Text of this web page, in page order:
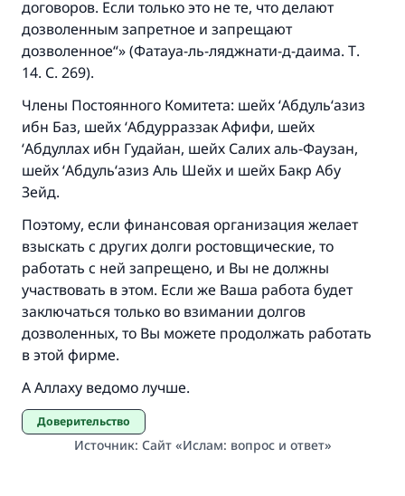
договоров. Если только это не те, что делают
дозволенным запретное и запрещают
дозволенное“» (Фатауа-ль-ляджнати-д-даима. Т.
14. С. 269).
Члены Постоянного Комитета: шейх ‘Абдуль‘азиз
ибн Баз, шейх ‘Абдурраззак Афифи, шейх
‘Абдуллах ибн Гудайан, шейх Салих аль-Фаузан,
шейх ‘Абдуль‘азиз Аль Шейх и шейх Бакр Абу
Зейд.
Поэтому, если финансовая организация желает
взыскать с других долги ростовщические, то
работать с ней запрещено, и Вы не должны
участвовать в этом. Если же Ваша работа будет
заключаться только во взимании долгов
дозволенных, то Вы можете продолжать работать
в этой фирме.
А Аллаху ведомо лучше.
Доверительство
Источник: Сайт «Ислам: вопрос и ответ»